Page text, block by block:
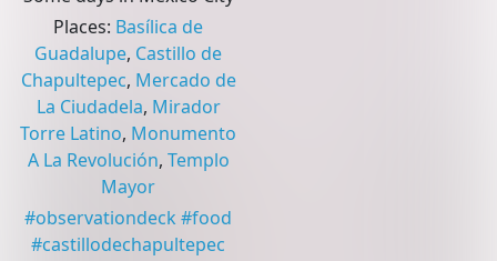
Places: Basílica de
Guadalupe, Castillo de
Chapultepec, Mercado de
La Ciudadela, Mirador
Torre Latino, Monumento
A La Revolución, Templo
Mayor
#observationdeck #food
#castillodechapultepec